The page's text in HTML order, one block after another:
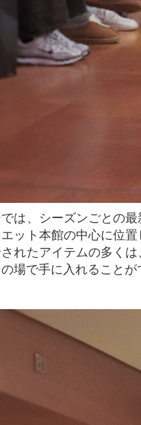
ット本館の中心に位
れたアイテムの多く
場で手に入れることが